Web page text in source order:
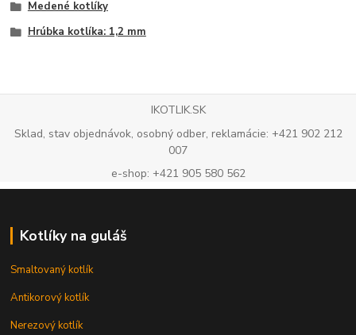
Medené kotlíky
Hrúbka kotlíka: 1,2 mm
IKOTLIK.SK
Sklad, stav objednávok, osobný odber, reklamácie: +421 902 212
007
e-shop: +421 905 580 562
Kotlíky na guláš
Smaltovaný kotlík
Antikorový kotlík
Nerezový kotlík